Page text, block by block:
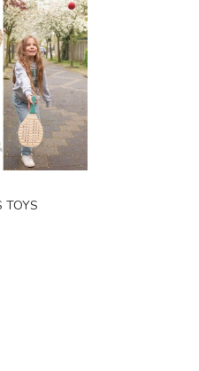
TOYS